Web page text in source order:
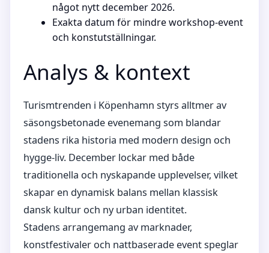
något nytt december 2026.
Exakta datum för mindre workshop-event
och konstutställningar.
Analys & kontext
Turismtrenden i Köpenhamn styrs alltmer av
säsongsbetonade evenemang som blandar
stadens rika historia med modern design och
hygge-liv. December lockar med både
traditionella och nyskapande upplevelser, vilket
skapar en dynamisk balans mellan klassisk
dansk kultur och ny urban identitet.
Stadens arrangemang av marknader,
konstfestivaler och nattbaserade event speglar